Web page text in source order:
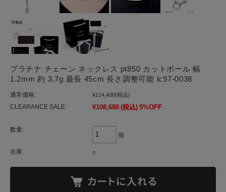
プラチナ チェーン ネックレス pt850 カットボール 幅
1.2mm 約 3.7g 最長 45cm 長さ調整可能 lc97-0038
通常価格: ¥114,400(税込)
CLEARANCE SALE: ¥108,680 (税込) 5%OFF
数量:
個
在庫: ○